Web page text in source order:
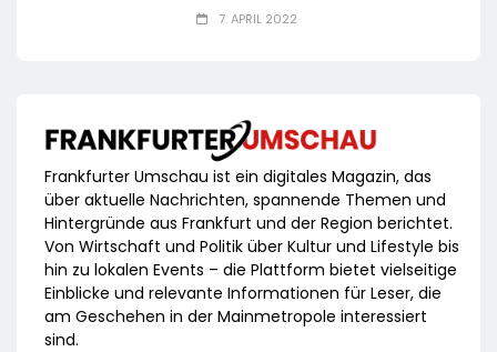
7. APRIL 2022
Frankfurter Umschau ist ein digitales Magazin, das
über aktuelle Nachrichten, spannende Themen und
Hintergründe aus Frankfurt und der Region berichtet.
Von Wirtschaft und Politik über Kultur und Lifestyle bis
hin zu lokalen Events – die Plattform bietet vielseitige
Einblicke und relevante Informationen für Leser, die
am Geschehen in der Mainmetropole interessiert
sind.